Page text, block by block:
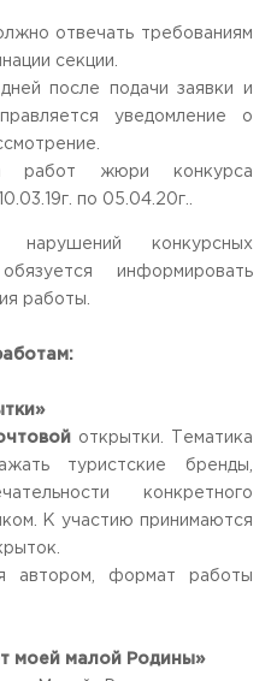
отвечать требованиям
секции.
после подачи заявки и
уведомление о
работ жюри конкурса
по 05.04.20г..
конкурсных
информировать
работы.
открытки. Тематика
туристские бренды,
конкретного
К участию принимаются
автором, формат работы
моей малой Родины»